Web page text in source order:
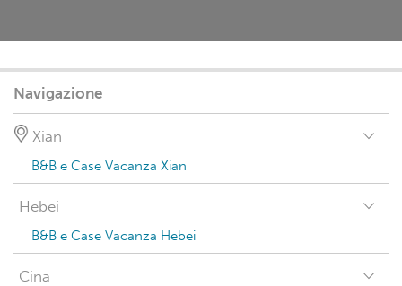
Navigazione
Xian
B&B e Case Vacanza Xian
Hebei
B&B e Case Vacanza Hebei
Cina